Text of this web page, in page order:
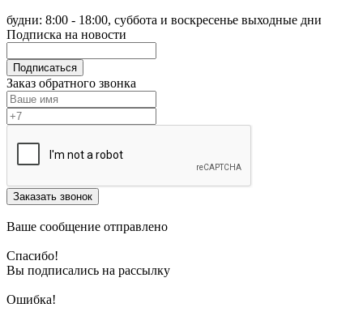
будни: 8:00 - 18:00, суббота и воскресенье выходные дни
Подписка на новости
Подписаться
Заказ обратного звонка
Заказать звонок
Ваше сообщение отправлено
Спасибо!
Вы подписались на рассылку
Ошибка!